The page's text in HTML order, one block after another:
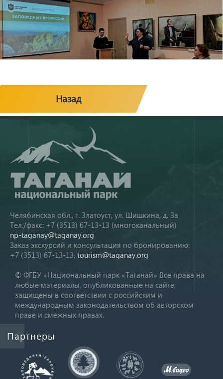
Назад
Челябинская обл., г. Златоуст, ул. Шишкина, д. 3а
Тел./факс: +7 (3513) 67-13-13 (многоканальный)
np-taganay@taganay.org
Заказ экскурсий и консультация по бронированию:
+7 (3513) 67-13-13, tourism@taganay.org
© ФГБУ «Национальный парк «Таганай» Все права на
любые материалы, опубликованные на сайте,
защищены в соответствии с российским и
международным законодательством об авторском
праве и смежных правах.
Партнеры